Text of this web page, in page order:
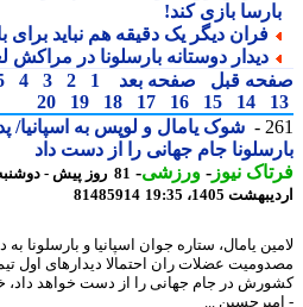
بازی کند!
فران دیگر یک دقیقه هم نباید برای
دیدار دوستانه بارسلونا در مراکش لغو
قبل صفحه بعد 1
2
3
4
5
6
14
15
16
17
18
19
20
شوک یامال و لوپس به اسپانیا/ پدیده
جام جهانی را از دست داد
نیوز-ورزشی-
81 روز پیش - دوشنبه 28
1405، 19:35
81485914
یامال، ستاره جوان اسپانیا و بارسلونا به دلیل
عضلات ران احتمالا دیدارهای اول تیم
در جام جهانی را از دست خواهد داد، خبری
...